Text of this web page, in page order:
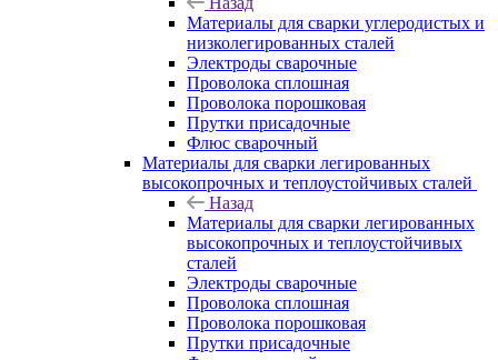
Материалы для сварки углеродистых и
низколегированных сталей
Электроды сварочные
Проволока сплошная
Проволока порошковая
Прутки присадочные
Флюс сварочный
Материалы для сварки легированных
высокопрочных и теплоустойчивых сталей
Назад
Материалы для сварки легированных
высокопрочных и теплоустойчивых
сталей
Электроды сварочные
Проволока сплошная
Проволока порошковая
Прутки присадочные